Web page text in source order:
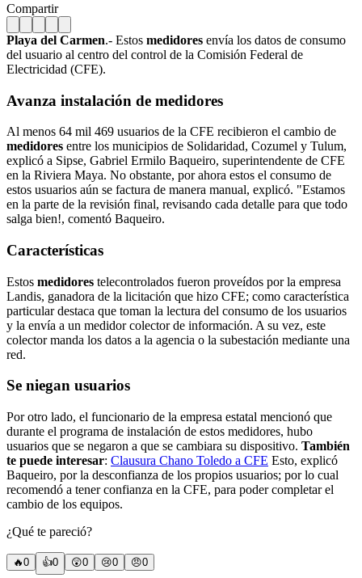
Compartir
Playa del Carmen.- Estos medidores envía los datos de consumo
del usuario al centro del control de la Comisión Federal de
Electricidad (CFE).
Avanza instalación de medidores
Al menos 64 mil 469 usuarios de la CFE recibieron el cambio de
medidores entre los municipios de Solidaridad, Cozumel y Tulum,
explicó a Sipse, Gabriel Ermilo Baqueiro, superintendente de CFE
en la Riviera Maya. No obstante, por ahora estos el consumo de
estos usuarios aún se factura de manera manual, explicó. "Estamos
en la parte de la revisión final, revisando cada detalle para que todo
salga bien!, comentó Baqueiro.
Características
Estos medidores telecontrolados fueron proveídos por la empresa
Landis, ganadora de la licitación que hizo CFE; como característica
particular destaca que toman la lectura del consumo de los usuarios
y la envía a un medidor colector de información. A su vez, este
colector manda los datos a la agencia o la subestación mediante una
red.
Se niegan usuarios
Por otro lado, el funcionario de la empresa estatal mencionó que
durante el programa de instalación de estos medidores, hubo
usuarios que se negaron a que se cambiara su dispositivo. También
te puede interesar: Clausura Chano Toledo a CFE Esto, explicó
Baqueiro, por la desconfianza de los propios usuarios; por lo cual
recomendó a tener confianza en la CFE, para poder completar el
cambio de los equipos.
¿Qué te pareció?
🔥0 👍0 😲0 😢0 😠0